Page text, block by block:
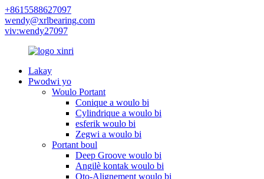
+8615588627097
wendy@xrlbearing.com
viv:wendy27097
Lakay
Pwodwi yo
Woulo Portant
Conique a woulo bi
Cylindrique a woulo bi
esferik woulo bi
Zegwi a woulo bi
Portant boul
Deep Groove woulo bi
Angilè kontak woulo bi
Oto-Alignement woulo bi